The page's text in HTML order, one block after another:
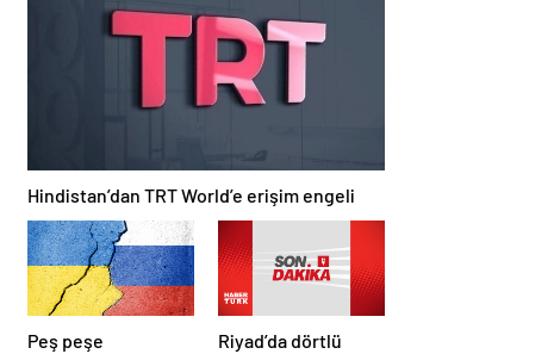
Hindistan’dan TRT World’e erişim engeli
Peş peşe
Riyad’da dörtlü